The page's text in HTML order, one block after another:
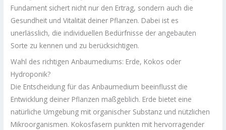
Fundament sichert nicht nur den Ertrag, sondern auch die
Gesundheit und Vitalität deiner Pflanzen. Dabei ist es
unerlässlich, die individuellen Bedürfnisse der angebauten
Sorte zu kennen und zu berücksichtigen.
Wahl des richtigen Anbaumediums: Erde, Kokos oder
Hydroponik?
Die Entscheidung für das Anbaumedium beeinflusst die
Entwicklung deiner Pflanzen maßgeblich. Erde bietet eine
natürliche Umgebung mit organischer Substanz und nützlichen
Mikroorganismen. Kokosfasern punkten mit hervorragender